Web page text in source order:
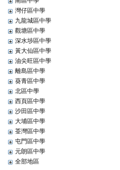
灣仔區中學
九龍城區中學
觀塘區中學
深水埗區中學
黃大仙區中學
油尖旺區中學
離島區中學
葵青區中學
北區中學
西頁區中學
沙田區中學
大埔區中學
荃灣區中學
屯門區中學
元朗區中學
全部地區